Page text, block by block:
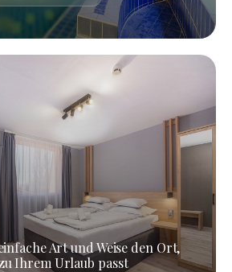
Art und Weise den Ort,
Ihrem Urlaub passt